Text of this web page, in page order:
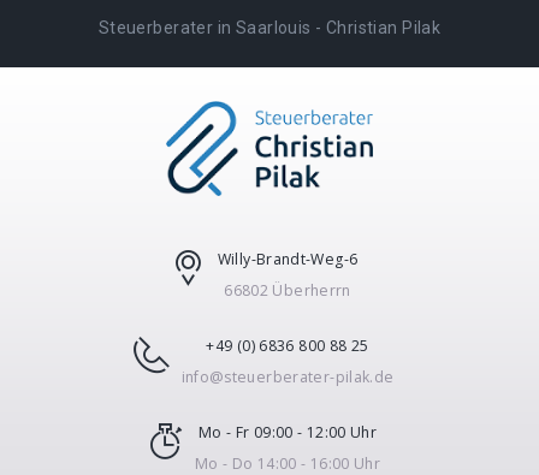
Steuerberater in Saarlouis - Christian Pilak
Willy-Brandt-Weg-6
66802 Überherrn
+49 (0) 6836 800 88 25
info@steuerberater-pilak.de
Mo - Fr 09:00 - 12:00 Uhr
Mo - Do 14:00 - 16:00 Uhr